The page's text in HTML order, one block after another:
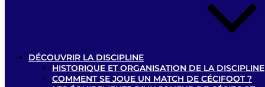
DÉCOUVRIR LA DISCIPLINE
HISTORIQUE ET ORGANISATION DE LA DISCIPLINE
COMMENT SE JOUE UN MATCH DE CÉCIFOOT ?